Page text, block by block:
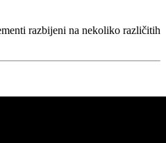
razbijeni na nekoliko različitih